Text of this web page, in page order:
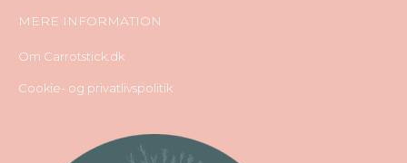
MERE INFORMATION
Om Carrotstick.dk
Cookie- og privatlivspolitik